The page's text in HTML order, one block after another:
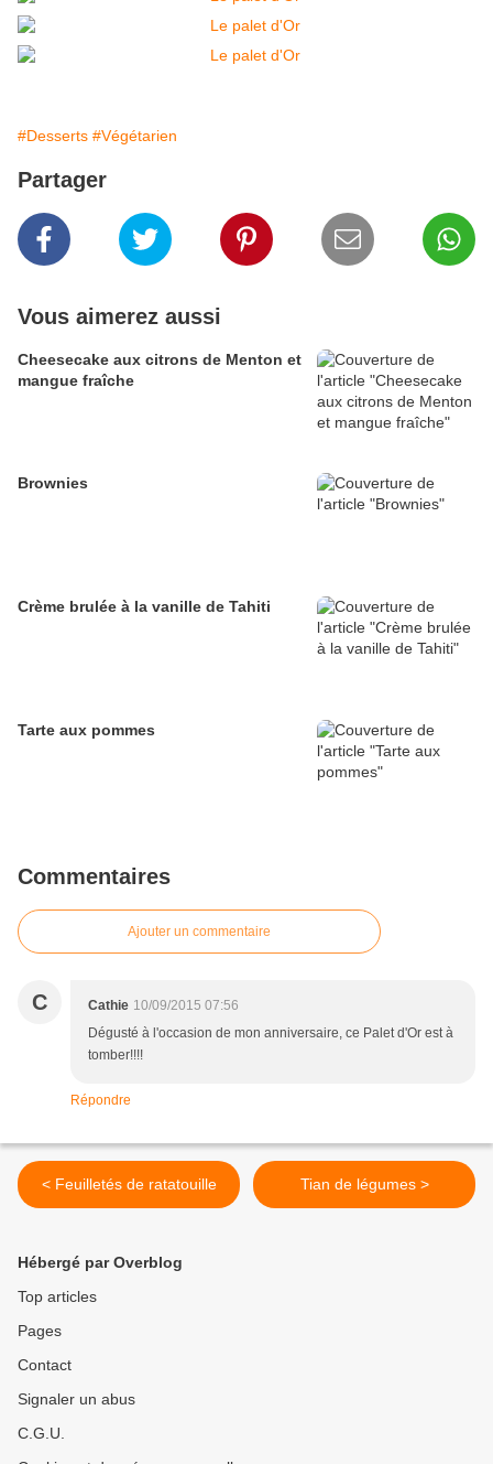
#Desserts #Végétarien
Partager
Vous aimerez aussi
Cheesecake aux citrons de Menton et
mangue fraîche
Brownies
Crème brulée à la vanille de Tahiti
Tarte aux pommes
Commentaires
Ajouter un commentaire
C Cathie 10/09/2015 07:56
Dégusté à l'occasion de mon anniversaire, ce Palet d'Or est à
tomber!!!!
Répondre
< Feuilletés de ratatouille Tian de légumes >
Hébergé par Overblog
Top articles
Pages
Contact
Signaler un abus
C.G.U.